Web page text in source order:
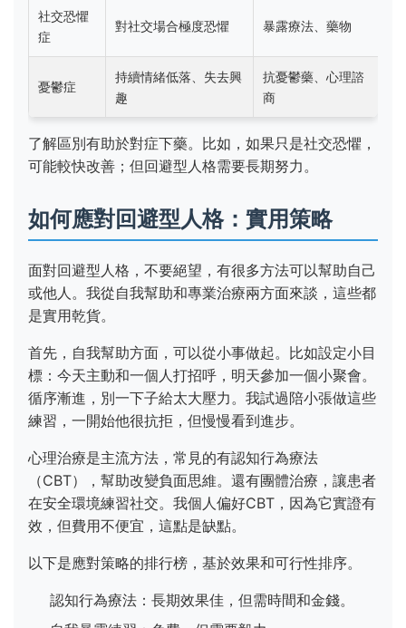
社交恐懼
症
對社交場合極度恐懼 暴露療法、藥物
憂鬱症
持續情緒低落、失去興
趣
抗憂鬱藥、心理諮
商
了解區別有助於對症下藥。比如，如果只是社交恐懼，
可能較快改善；但回避型人格需要長期努力。
如何應對回避型人格：實用策略
面對回避型人格，不要絕望，有很多方法可以幫助自己
或他人。我從自我幫助和專業治療兩方面來談，這些都
是實用乾貨。
首先，自我幫助方面，可以從小事做起。比如設定小目
標：今天主動和一個人打招呼，明天參加一個小聚會。
循序漸進，別一下子給太大壓力。我試過陪小張做這些
練習，一開始他很抗拒，但慢慢看到進步。
心理治療是主流方法，常見的有認知行為療法
（CBT），幫助改變負面思維。還有團體治療，讓患者
在安全環境練習社交。我個人偏好CBT，因為它實證有
效，但費用不便宜，這點是缺點。
以下是應對策略的排行榜，基於效果和可行性排序。
認知行為療法：長期效果佳，但需時間和金錢。